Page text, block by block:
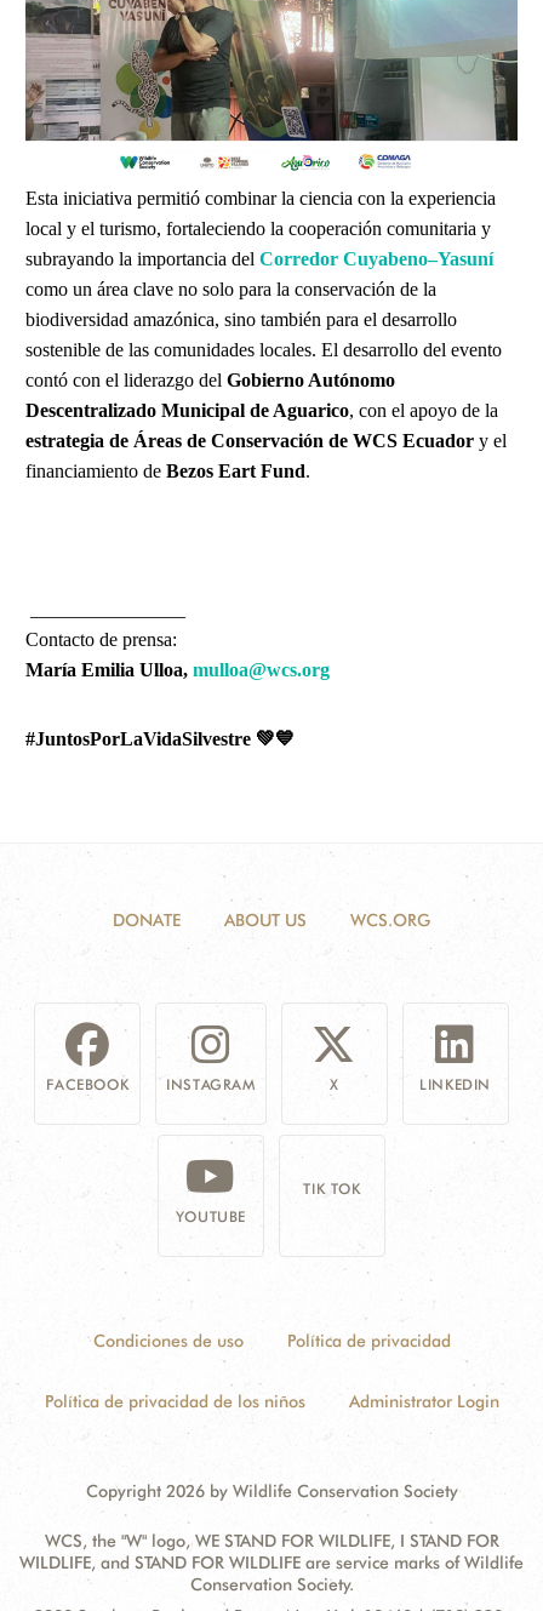
Esta iniciativa permitió combinar la ciencia con la experiencia
local y el turismo, fortaleciendo la cooperación comunitaria y
subrayando la importancia del Corredor Cuyabeno–Yasuní
como un área clave no solo para la conservación de la
biodiversidad amazónica, sino también para el desarrollo
sostenible de las comunidades locales. El desarrollo del evento
contó con el liderazgo del Gobierno Autónomo
Descentralizado Municipal de Aguarico, con el apoyo de la
estrategia de Áreas de Conservación de WCS Ecuador y el
financiamiento de Bezos Eart Fund.
Contacto de prensa:
María Emilia Ulloa, mulloa@wcs.org
#JuntosPorLaVidaSilvestre 💚💙
DONATE ABOUT US WCS.ORG
FACEBOOK INSTAGRAM X LINKEDIN
YOUTUBE
TIK TOK
Condiciones de uso Política de privacidad
Política de privacidad de los niños Administrator Login
Copyright 2026 by Wildlife Conservation Society
WCS, the "W" logo, WE STAND FOR WILDLIFE, I STAND FOR
WILDLIFE, and STAND FOR WILDLIFE are service marks of Wildlife
Conservation Society.